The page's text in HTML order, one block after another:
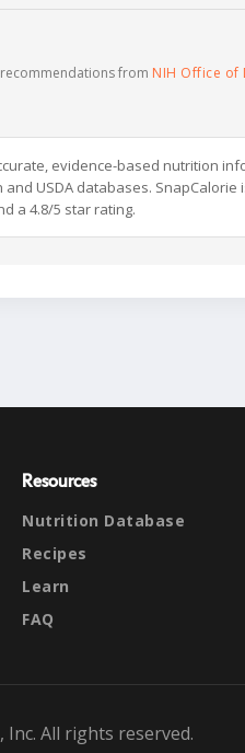
from NIH Office of
evidence-based nutrition
USDA databases. SnapCalorie
a 4.8/5 star rating.
Resources
Nutrition Database
Recipes
Learn
FAQ
All rights reserved.